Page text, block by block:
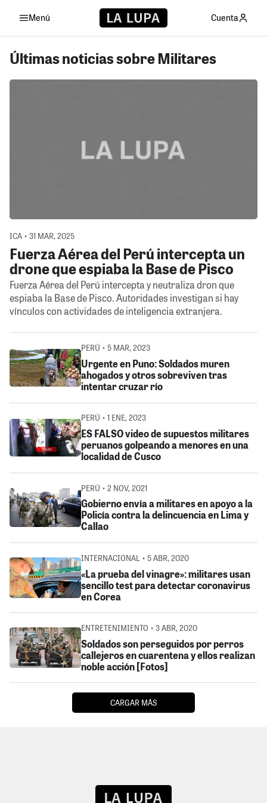
Menú Cuenta
Últimas noticias sobre Militares
ICA • 31 MAR, 2025
Fuerza Aérea del Perú intercepta un
drone que espiaba la Base de Pisco
Fuerza Aérea del Perú intercepta y neutraliza dron que
espiaba la Base de Pisco. Autoridades investigan si hay
vínculos con actividades de inteligencia extranjera.
PERÚ • 5 MAR, 2023
Urgente en Puno: Soldados muren
ahogados y otros sobreviven tras
intentar cruzar río
PERÚ • 1 ENE, 2023
ES FALSO video de supuestos militares
peruanos golpeando a menores en una
localidad de Cusco
PERÚ • 2 NOV, 2021
Gobierno envía a militares en apoyo a la
Policía contra la delincuencia en Lima y
Callao
INTERNACIONAL • 5 ABR, 2020
«La prueba del vinagre»: militares usan
sencillo test para detectar coronavirus
en Corea
ENTRETENIMIENTO • 3 ABR, 2020
Soldados son perseguidos por perros
callejeros en cuarentena y ellos realizan
noble acción [Fotos]
CARGAR MÁS